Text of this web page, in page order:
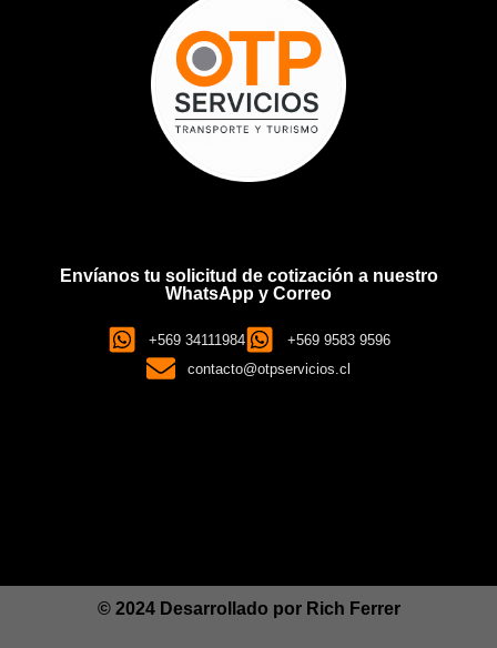
Envíanos tu solicitud de cotización a nuestro
WhatsApp y Correo
+569 34111984
+569 9583 9596
contacto@otpservicios.cl
© 2024 Desarrollado por Rich Ferrer